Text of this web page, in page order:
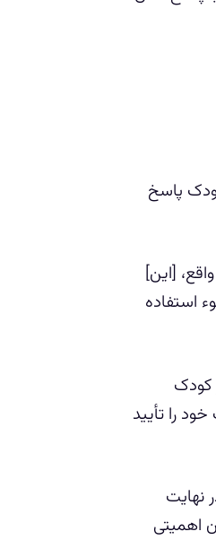
پاسخ
[این]
استفاده
کودک
را تأیید
نهایت
اهمیتی